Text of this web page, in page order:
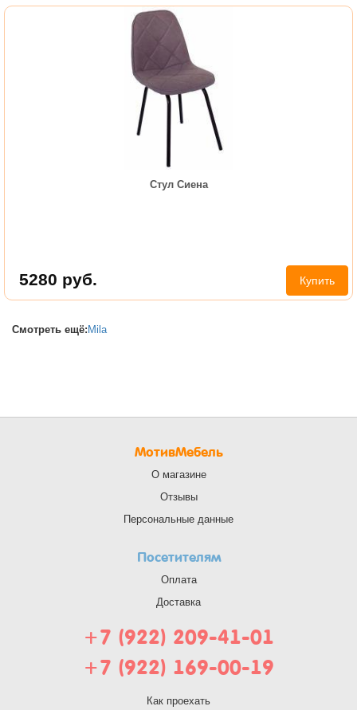
Стул Сиена
5280 руб. Купить
Смотреть ещё: Mila
МотивМебель
О магазине
Отзывы
Персональные данные
Посетителям
Оплата
Доставка
+7 (922) 209-41-01
+7 (922) 169-00-19
Как проехать